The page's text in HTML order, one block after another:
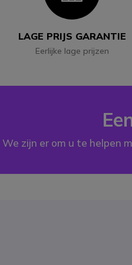
LAGE PRIJS GARANTIE
Eerlijke lage prijzen
We zijn er om u te helpen